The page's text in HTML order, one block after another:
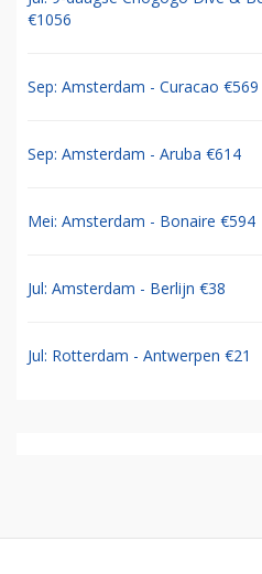
€1056
Sep: Amsterdam - Curacao €569
Sep: Amsterdam - Aruba €614
Mei: Amsterdam - Bonaire €594
Jul: Amsterdam - Berlijn €38
Jul: Rotterdam - Antwerpen €21